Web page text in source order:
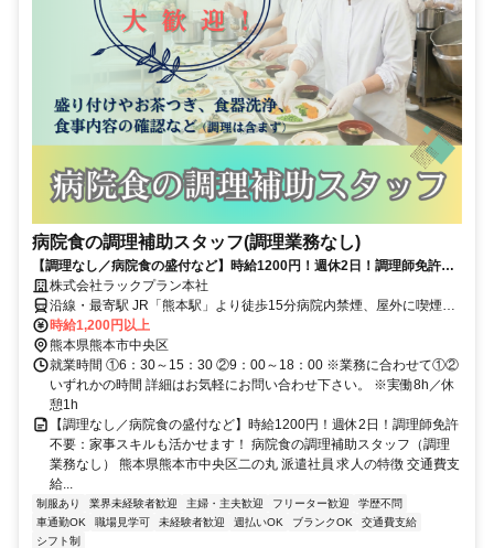
病院食の調理補助スタッフ(調理業務なし)
【調理なし／病院食の盛付など】時給1200円！週休2日！調理師免許不
要：家事スキルも活かせます！
株式会社ラックプラン本社
沿線・最寄駅 JR「熊本駅」より徒歩15分病院内禁煙、屋外に喫煙所
あり
時給1,200円以上
熊本県熊本市中央区
就業時間 ①6：30～15：30 ②9：00～18：00 ※業務に合わせて①②
いずれかの時間 詳細はお気軽にお問い合わせ下さい。 ※実働8h／休
憩1h
【調理なし／病院食の盛付など】時給1200円！週休2日！調理師免許
不要：家事スキルも活かせます！ 病院食の調理補助スタッフ（調理
業務なし） 熊本県熊本市中央区二の丸 派遣社員 求人の特徴 交通費支
給...
制服あり 業界未経験者歓迎 主婦・主夫歓迎 フリーター歓迎
学歴不問
車通勤OK
職場見学可 未経験者歓迎 週払いOK ブランクOK
交通費支給
シフト制